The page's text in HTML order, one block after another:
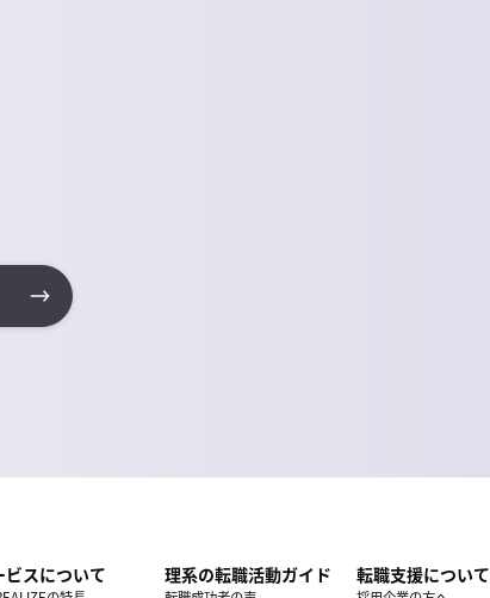
ビスについて 理系の転職活動ガイド 転職支援について